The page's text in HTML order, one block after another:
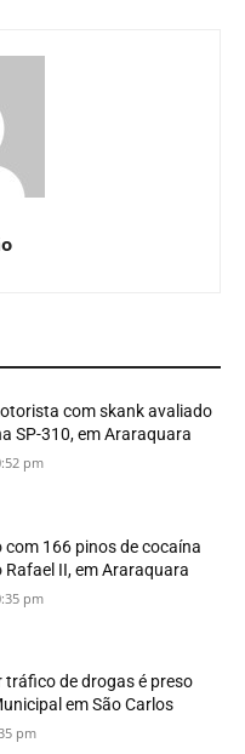
com skank avaliado
SP-310, em Araraquara
pm
com 166 pinos de cocaína
Rafael II, em Araraquara
pm
tráfico de drogas é preso
em São Carlos
pm